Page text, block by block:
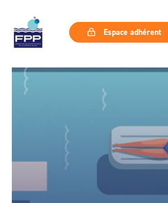
Espace adhérent